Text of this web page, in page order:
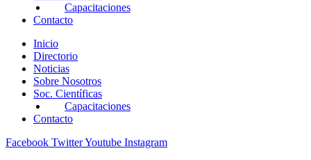
Capacitaciones
Contacto
Inicio
Directorio
Noticias
Sobre Nosotros
Soc. Científicas
Capacitaciones
Contacto
Facebook TwitterYoutube Instagram